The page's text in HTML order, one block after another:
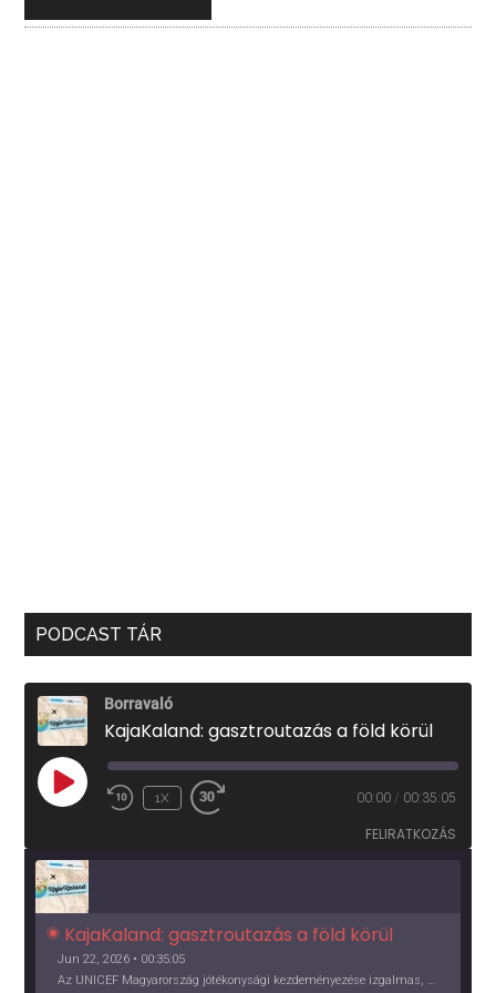
PODCAST TÁR
Borravaló
KajaKaland: gasztroutazás a föld körül
PLAY
EPISODE
1X 00:00 / 00:35:05
FELIRATKOZÁS
KajaKaland: gasztroutazás a föld körül
Jun 22, 2026 • 00:35:05
Az UNICEF Magyarország jótékonysági kezdeményezése izgalmas, egész éves világkörüli ízutazásra hív, igazi családi program és gasztroedukáció, illetve segítség a rászorulóknak is egyben.